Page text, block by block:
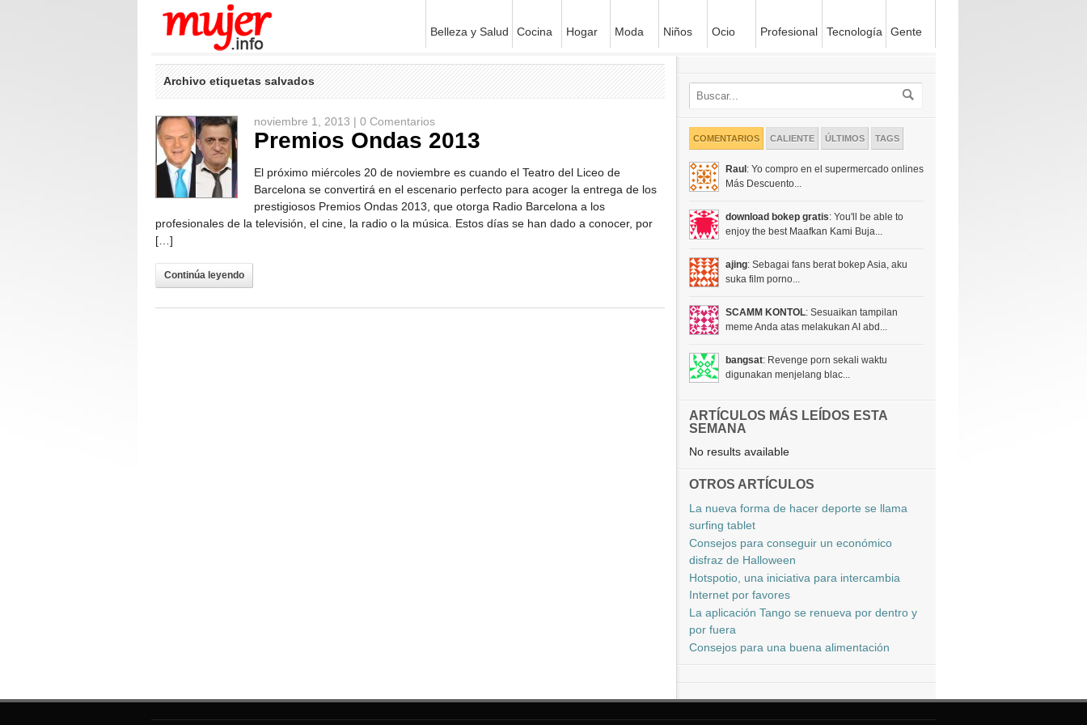
Belleza y Salud Cocina Hogar Moda Niños Ocio Profesional Tecnología Gente
Archivo etiquetas salvados
noviembre 1, 2013 | 0 Comentarios
Premios Ondas 2013
El próximo miércoles 20 de noviembre es cuando el Teatro del Liceo de
Barcelona se convertirá en el escenario perfecto para acoger la entrega de los
prestigiosos Premios Ondas 2013, que otorga Radio Barcelona a los
profesionales de la televisión, el cine, la radio o la música. Estos días se han dado a conocer, por
[…]
Continúa leyendo
COMENTARIOS CALIENTE ÚLTIMOS TAGS
Raul : Yo compro en el supermercado onlines
Más Descuento...
download bokep gratis: You'll be able to
enjoy the best Maafkan Kami Buja...
ajing: Sebagai fans berat bokep Asia, aku
suka film porno...
SCAMM KONTOL: Sesuaikan tampilan
meme Anda atas melakukan AI abd...
bangsat: Revenge porn sekali waktu
digunakan menjelang blac...
ARTÍCULOS MÁS LEÍDOS ESTA
SEMANA
No results available
OTROS ARTÍCULOS
La nueva forma de hacer deporte se llama
surfing tablet
Consejos para conseguir un económico
disfraz de Halloween
Hotspotio, una iniciativa para intercambia
Internet por favores
La aplicación Tango se renueva por dentro y
por fuera
Consejos para una buena alimentación